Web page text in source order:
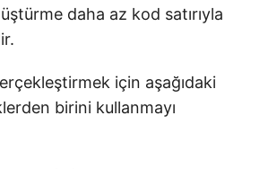
daha az kod satırıyla
için aşağıdaki
birini kullanmayı